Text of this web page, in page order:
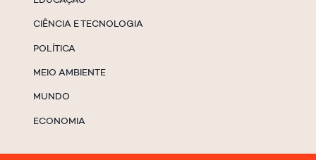
CIÊNCIA E TECNOLOGIA
POLÍTICA
MEIO AMBIENTE
MUNDO
ECONOMIA